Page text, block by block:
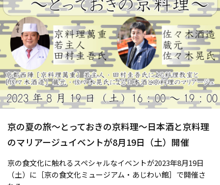
京の夏の旅～とっておきの京料理～日本酒と京料理
のマリアージュイベントが8月19日（土）開催
京の食文化に触れるスペシャルなイベントが2023年8月19日
（土）に［京の食文化ミュージアム・あじわい館］で開催さ